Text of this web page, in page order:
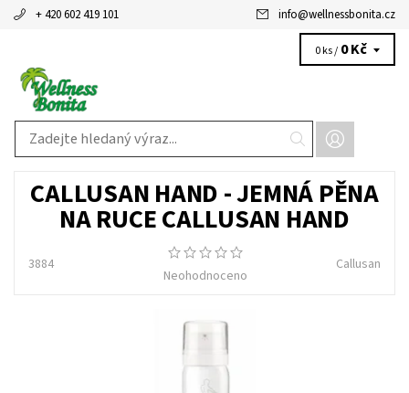
+ 420 602 419 101 info@wellnessbonita.cz
0 ks / 0 Kč
CALLUSAN HAND - JEMNÁ PĚNA
NA RUCE CALLUSAN HAND
3884
Neohodnoceno
Callusan